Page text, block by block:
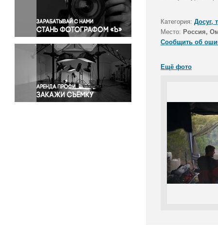
Правосудие
Происшествия и конфликты
Религия
Светская жизнь
Спорт
Экология
Экономика и бизнес
Категория: Досуг,
Место: Россия,
Сообщить об
Ещё фото